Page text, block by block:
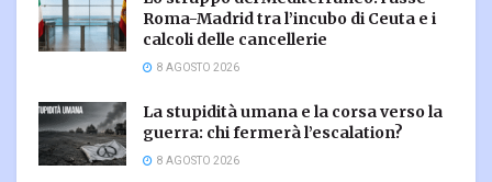
Roma-Madrid tra l’incubo di Ceuta e i
calcoli delle cancellerie
8 AGOSTO 2026
La stupidità umana e la corsa verso la
guerra: chi fermerà l’escalation?
8 AGOSTO 2026